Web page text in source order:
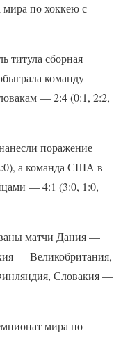
по хоккею с
титула сборная
команду
— 2:4 (0:1, 2:2,
поражение
а команда США в
— 4:1 (3:0, 1:0,
матчи Дания —
— Великобритания,
Словакия —
мира по